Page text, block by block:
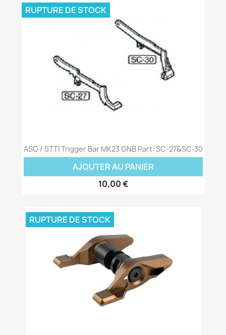
ASG / STTI Trigger Bar MK23 GNB Part: SC-27&SC-30
AJOUTER AU PANIER
10,00 €
RUPTURE DE STOCK
RUPTURE DE STOCK